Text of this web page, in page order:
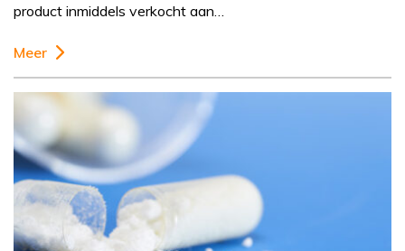
product inmiddels verkocht aan…
Meer